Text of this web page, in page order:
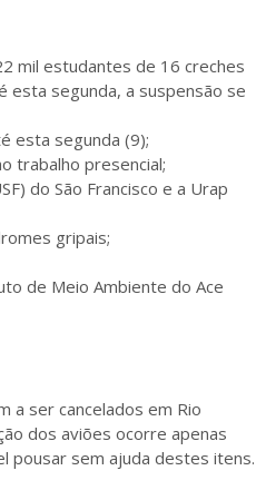
mil estudantes de 16 creches
esta segunda, a suspensão se
esta segunda (9);
trabalho presencial;
do São Francisco e a Urap
gripais;
de Meio Ambiente do Ace
a ser cancelados em Rio
dos aviões ocorre apenas
pousar sem ajuda destes itens.